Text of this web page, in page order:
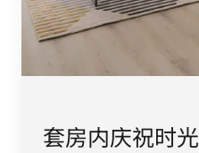
套房内庆祝时光